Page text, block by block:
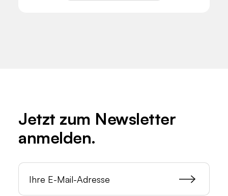
Jetzt zum Newsletter
anmelden.